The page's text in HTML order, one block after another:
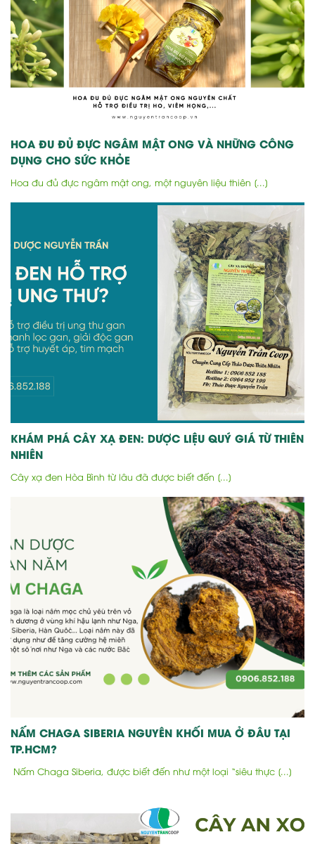
HOA ĐU ĐỦ ĐỰC NGÂM MẬT ONG VÀ NHỮNG CÔNG
DỤNG CHO SỨC KHỎE
Hoa đu đủ đực ngâm mật ong, một nguyên liệu thiên [...]
KHÁM PHÁ CÂY XẠ ĐEN: DƯỢC LIỆU QUÝ GIÁ TỪ THIÊN
NHIÊN
Cây xạ đen Hòa Bình từ lâu đã được biết đến [...]
NẤM CHAGA SIBERIA NGUYÊN KHỐI MUA Ở ĐÂU TẠI
TP.HCM?
Nấm Chaga Siberia, được biết đến như một loại “siêu thực [...]